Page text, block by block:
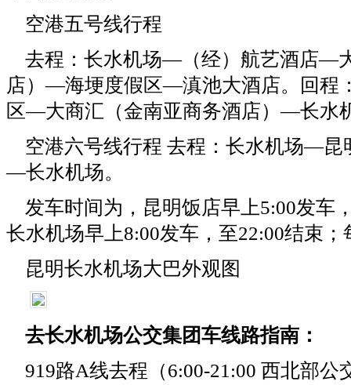
空港五号线行程
去程：长水机场—（经）航艺酒店—
店）—海埂度假区—滇池大酒店。回程
区—大商汇（金南亚商务酒店）—长水
空港六号线行程 去程：长水机场—昆
—长水机场。
发车时间为，昆明饭店早上5:00发车
长水机场早上8:00发车，至22:00结束
昆明长水机场大巴外观图
去长水机场公交集团车线路指南：
919路A线去程（6:00-21:00 西北部